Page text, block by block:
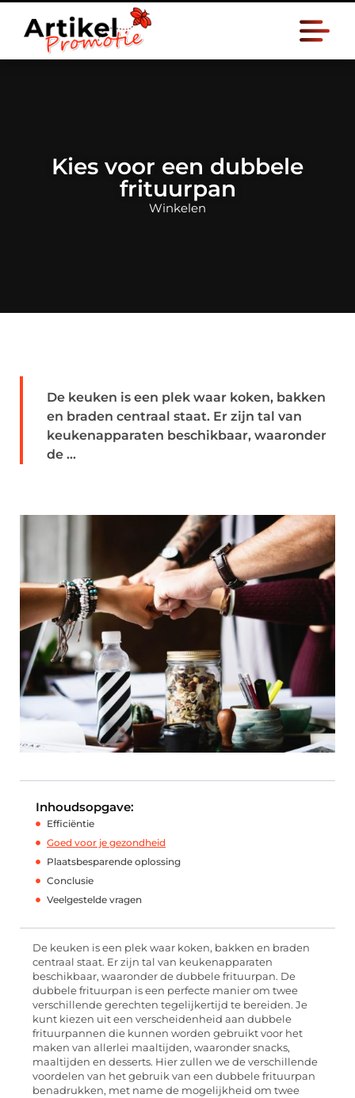
Kies voor een dubbele
frituurpan
Winkelen
De keuken is een plek waar koken, bakken
en braden centraal staat. Er zijn tal van
keukenapparaten beschikbaar, waaronder
de ...
Inhoudsopgave:
Efficiëntie
Goed voor je gezondheid
Plaatsbesparende oplossing
Conclusie
Veelgestelde vragen
De keuken is een plek waar koken, bakken en braden
centraal staat. Er zijn tal van keukenapparaten
beschikbaar, waaronder de dubbele frituurpan. De
dubbele frituurpan is een perfecte manier om twee
verschillende gerechten tegelijkertijd te bereiden. Je
kunt kiezen uit een verscheidenheid aan dubbele
frituurpannen die kunnen worden gebruikt voor het
maken van allerlei maaltijden, waaronder snacks,
maaltijden en desserts. Hier zullen we de verschillende
voordelen van het gebruik van een dubbele frituurpan
benadrukken, met name de mogelijkheid om twee